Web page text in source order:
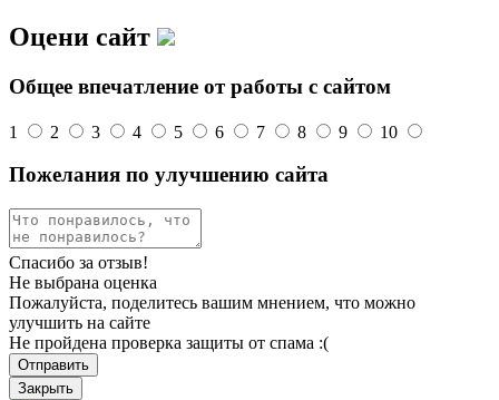
Оцени сайт
Общее впечатление от работы с сайтом
1 2 3 4 5 6 7 8 9 10
Пожелания по улучшению сайта
Спасибо за отзыв!
Не выбрана оценка
Пожалуйста, поделитесь вашим мнением, что можно
улучшить на сайте
Не пройдена проверка защиты от спама :(
Отправить
Закрыть